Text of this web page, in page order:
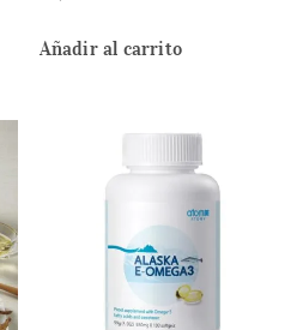
Añadir al carrito